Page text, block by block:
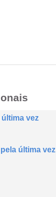
vez
última vez